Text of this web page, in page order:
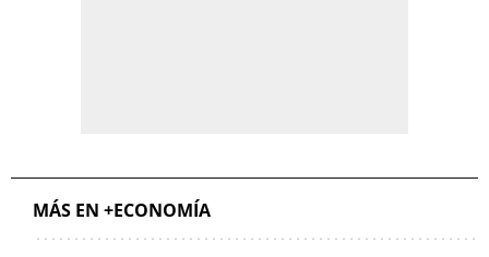
MÁS EN +ECONOMÍA